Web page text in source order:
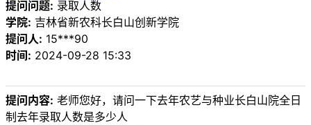
提问问题: 录取人数
学院: 吉林省新农科长白山创新学院
提问人: 15***90
时间: 2024-09-28 15:33
提问内容: 老师您好，请问一下去年农艺与种业长白山院全日
制去年录取人数是多少人